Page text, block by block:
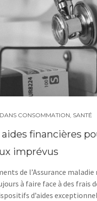
DANS CONSOMMATION, SANTÉ
aides financières
imprévus
de l’Assurance maladie
à faire face à des frais
d’aides